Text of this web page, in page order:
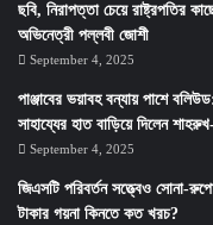
ছবি, নিরাপত্তা চেয়ে রাষ্ট্রপতির
অভিনেত্রী পল্লবী জোশী
September 4, 2025
পাঞ্জাবের ভয়াবহ বন্যায় পাশে
সাহায্যের হাত বাড়িয়ে দিলেন
September 4, 2025
জিএসটি পরিবর্তন সত্ত্বেও সোনা-
টাকার গয়না কিনতে কত খরচ?